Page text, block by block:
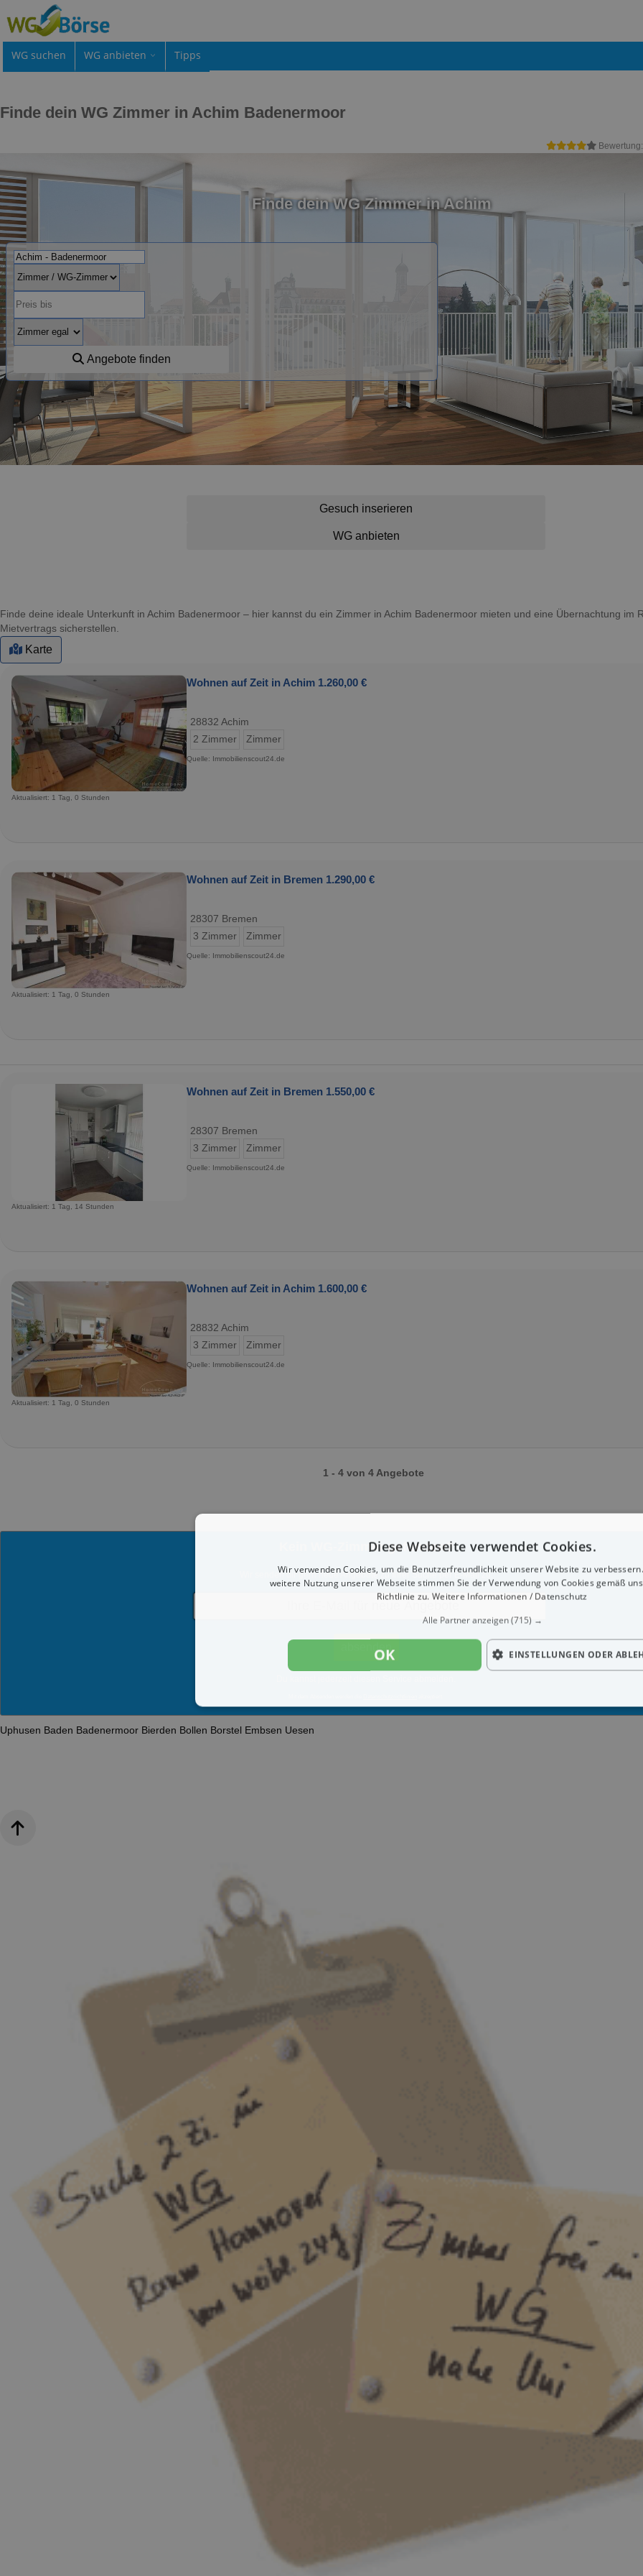
WG suchen WG anbieten Tipps
Finde dein WG Zimmer in Achim Badenermoor
Finde dein WG Zimmer in Achim
Angebote finden
Gesuch inserieren
WG anbieten
Finde deine ideale Unterkunft in Achim Badenermoor – hier kannst du ein Zimmer in Achim Badenermoor mieten und eine Übernachtung im
Mietvertrags sicherstellen.
Karte
Wohnen auf Zeit in Achim 1.260,00 €
28832 Achim
2 Zimmer
Zimmer
Quelle: Immobilienscout24.de
Aktualisiert: 1 Tag, 0 Stunden
Wohnen auf Zeit in Bremen 1.290,00 €
28307 Bremen
3 Zimmer
Zimmer
Quelle: Immobilienscout24.de
Aktualisiert: 1 Tag, 0 Stunden
Wohnen auf Zeit in Bremen 1.550,00 €
28307 Bremen
3 Zimmer
Zimmer
Quelle: Immobilienscout24.de
Aktualisiert: 1 Tag, 14 Stunden
Wohnen auf Zeit in Achim 1.600,00 €
28832 Achim
3 Zimmer
Zimmer
Quelle: Immobilienscout24.de
Aktualisiert: 1 Tag, 0 Stunden
1 - 4 von 4 Angebote
Kein WG-Zimmer gefunden?
Wir senden dir gern neue Angebote zu Ihrer Suche per E-Mail zu:
Uphusen Baden Badenermoor Bierden Bollen Borstel Embsen Uesen
Diese Webseite verwendet Cookies.
Wir verwenden Cookies, um die Benutzerfreundlichkeit unserer Website zu
weitere Nutzung unserer Webseite stimmen Sie der Verwendung von Cookies gemäß
Richtlinie zu. Weitere Informationen / Datenschutz
Alle Partner anzeigen(715) →
OK EINSTELLUNGEN ODER